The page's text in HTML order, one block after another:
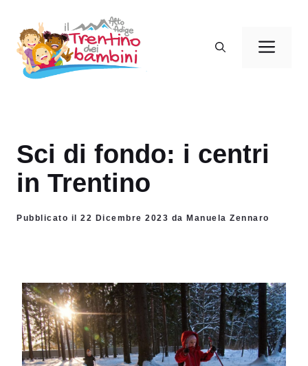
contenuto
Sci di fondo: i centri
in Trentino
Pubblicato il 22 Dicembre 2023 da Manuela Zennaro